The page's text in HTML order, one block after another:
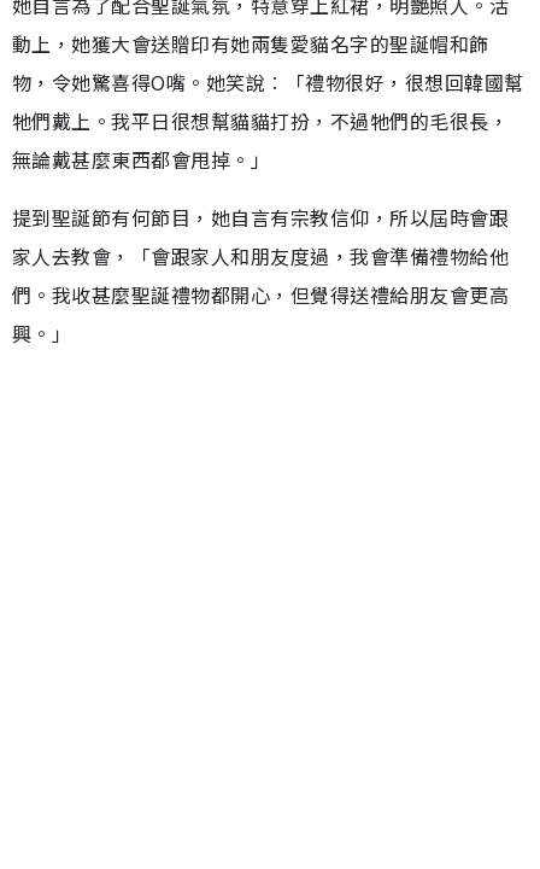
動上，她獲大會送贈印有她兩隻愛貓名字的聖誕帽和飾
物，令她驚喜得O嘴。她笑說︰「禮物很好，很想回韓國幫
牠們戴上。我平日很想幫貓貓打扮，不過牠們的毛很長，
無論戴甚麼東西都會甩掉。」
提到聖誕節有何節目，她自言有宗教信仰，所以屆時會跟
家人去教會，「會跟家人和朋友度過，我會準備禮物給他
們。我收甚麼聖誕禮物都開心，但覺得送禮給朋友會更高
興。」